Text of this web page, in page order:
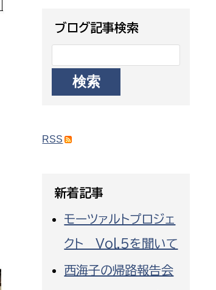
患者サポートセンター
病院管理局：経営管理課
選挙管理委員会事務局
選挙管理委員会事務局
ブログ記事検索
RSS
新着記事
モーツァルトプロジェ
クト Vol.5を聞いて
西海子の帰路報告会